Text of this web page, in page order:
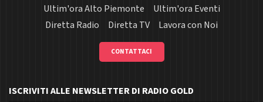
Ultim'ora Alto Piemonte
Ultim'ora Eventi
Diretta Radio
Diretta TV Lavora con Noi
CONTATTACI
ISCRIVITI ALLE NEWSLETTER DI RADIO GOLD